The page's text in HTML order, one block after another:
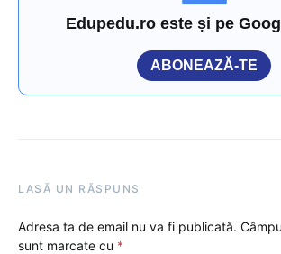
Edupedu.ro este și pe
ABONEAZĂ-TE
LASĂ UN RĂSPUNS
Adresa ta de email nu va fi publicată.
sunt marcate cu *